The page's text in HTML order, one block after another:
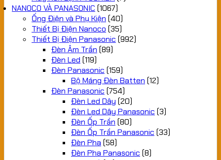
NANOCO VÀ PANASONIC (1067)
Ống Điện và Phụ Kiện (40)
Thiết Bị Điện Nanoco (35)
Thiết Bị Điện Panasonic (992)
Đèn Âm Trần (89)
Đèn Led (119)
Đèn Panasonic (159)
Bộ Máng Đèn Batten (12)
Đèn Panasonic (754)
Đèn Led Dây (20)
Đèn Led Dây Panasonic (3)
Đèn Ốp Trần (80)
Đèn Ốp Trần Panasonic (33)
Đèn Pha (58)
Đèn Pha Panasonic (8)